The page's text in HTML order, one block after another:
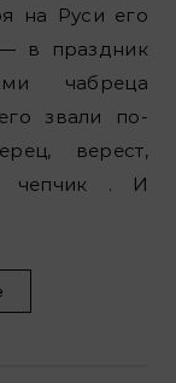
на Руси его
в праздник
чабреца
звали по-
верест,
чепчик . И